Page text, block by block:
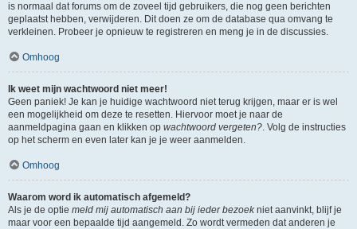
is normaal dat forums om de zoveel tijd gebruikers, die nog geen berichten
geplaatst hebben, verwijderen. Dit doen ze om de database qua omvang te
verkleinen. Probeer je opnieuw te registreren en meng je in de discussies.
Omhoog
Ik weet mijn wachtwoord niet meer!
Geen paniek! Je kan je huidige wachtwoord niet terug krijgen, maar er is wel
een mogelijkheid om deze te resetten. Hiervoor moet je naar de
aanmeldpagina gaan en klikken op wachtwoord vergeten?. Volg de instructies
op het scherm en even later kan je je weer aanmelden.
Omhoog
Waarom word ik automatisch afgemeld?
Als je de optie meld mij automatisch aan bij ieder bezoekniet aanvinkt, blijf je
maar voor een bepaalde tijd aangemeld. Zo wordt vermeden dat anderen je